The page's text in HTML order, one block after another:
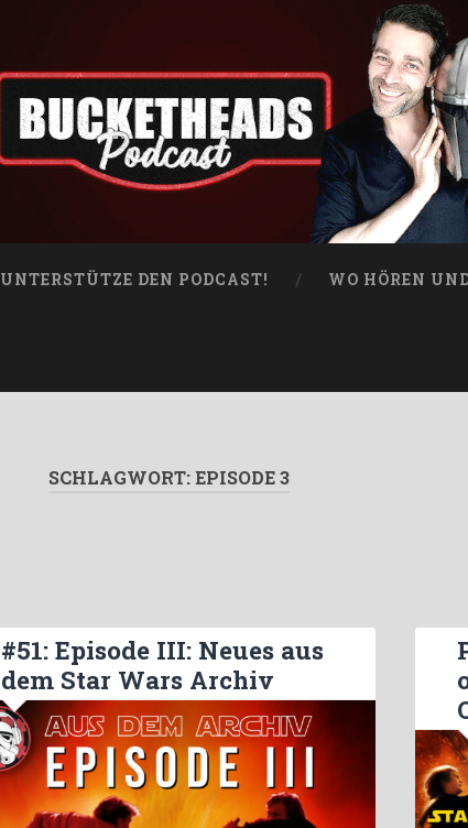
UNTERSTÜTZE DEN PODCAST! WO HÖREN
SCHLAGWORT:EPISODE 3
#51: Episode III: Neues aus
dem Star Wars Archiv